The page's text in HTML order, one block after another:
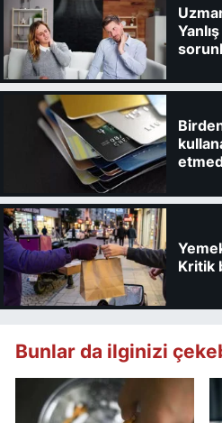
Kritik
Bunlar da ilginizi